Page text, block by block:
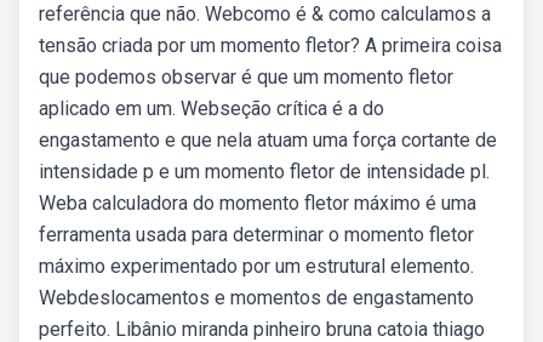
referência que não. Webcomo é & como calculamos a
tensão criada por um momento fletor? A primeira coisa
que podemos observar é que um momento fletor
aplicado em um. Webseção crítica é a do
engastamento e que nela atuam uma força cortante de
intensidade p e um momento fletor de intensidade pl.
Weba calculadora do momento fletor máximo é uma
ferramenta usada para determinar o momento fletor
máximo experimentado por um estrutural elemento.
Webdeslocamentos e momentos de engastamento
perfeito. Libânio miranda pinheiro bruna catoia thiago